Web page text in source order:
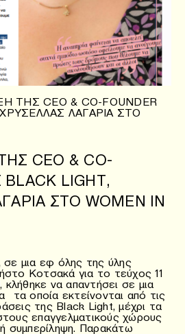
ΤΗΣ CEO & CO-FOUNDER
ΛΑΓΑΡΙΑ ΣΤΟ
CEO & CO-
LIGHT,
ΣΤΟ WOMEN IN
μια εφ όλης της ύλης
Κοτσακά για το τεύχος 11
να απαντήσει σε μια
τα οποία εκτείνονται από τις
της Black Light, μέχρι τα
επαγγελματικούς χώρους
συμπερίληψη. Παρακάτω